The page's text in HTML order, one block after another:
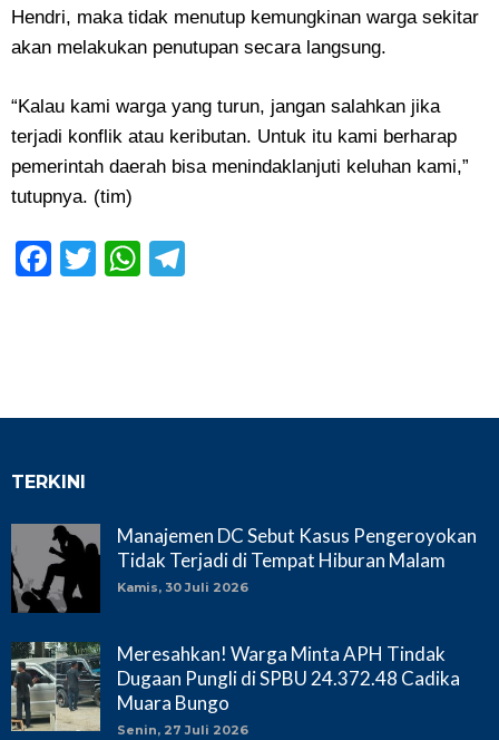
Hendri, maka tidak menutup kemungkinan warga sekitar
akan melakukan penutupan secara langsung.
“Kalau kami warga yang turun, jangan salahkan jika
terjadi konflik atau keributan. Untuk itu kami berharap
pemerintah daerah bisa menindaklanjuti keluhan kami,”
tutupnya. (tim)
Facebook
TwitterWhatsApp
TERKINI
Manajemen DC Sebut Kasus Pengeroyokan
Tidak Terjadi di Tempat Hiburan Malam
Kamis, 30 Juli 2026
Meresahkan! Warga Minta APH Tindak
Dugaan Pungli di SPBU 24.372.48 Cadika
Muara Bungo
Senin, 27 Juli 2026